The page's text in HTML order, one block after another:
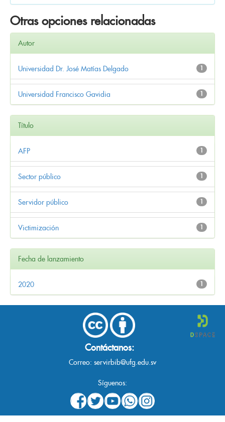
Otras opciones relacionadas
Autor
1
Universidad Dr. José Matías Delgado
1
Universidad Francisco Gavidia
Título
1
AFP
1
Sector público
1
Servidor público
1
Victimización
Fecha de lanzamiento
1
2020
Contáctanos:
Correo: servirbib@ufg.edu.sv
Síguenos: